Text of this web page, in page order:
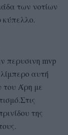
των νοτίων
κύπελλο.
περυσινη mvp
αυτή
του Άρη με
της